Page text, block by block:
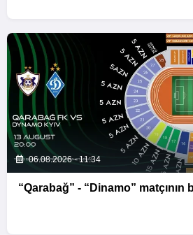
06.08.2026 - 11:34
“Qarabağ” - “Dinamo” matçının